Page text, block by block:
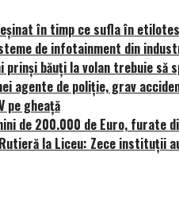
în timp ce sufla în
de infotainment din
prinși băuți la volan trebuie să
agente de poliție, grav
pe gheață
de 200.000 de Euro, furate
la Liceu: Zece